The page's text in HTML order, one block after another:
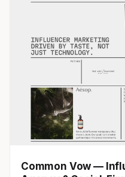
Common Vow —